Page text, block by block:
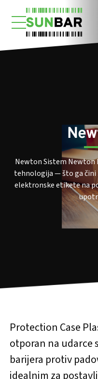
Newton Sistem Newton
tehnologija — što ga čini
elektronske etikete na
Protection Case
otporan na udarce
barijera protiv
idealnim za